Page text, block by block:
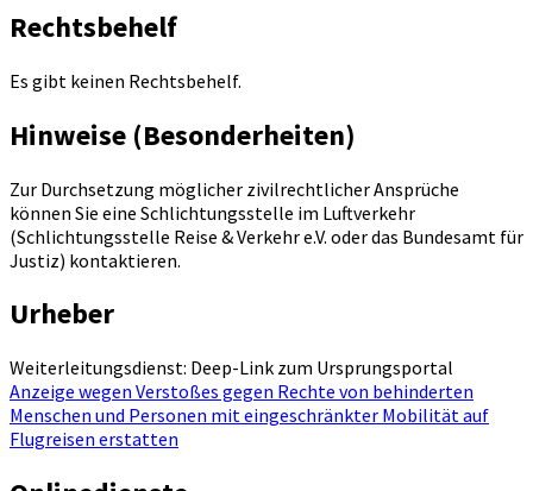
Rechtsbehelf
Es gibt keinen Rechtsbehelf.
Hinweise (Besonderheiten)
Zur Durchsetzung möglicher zivilrechtlicher Ansprüche
können Sie eine Schlichtungsstelle im Luftverkehr
(Schlichtungsstelle Reise & Verkehr e.V. oder das Bundesamt für
Justiz) kontaktieren.
Urheber
Weiterleitungsdienst: Deep-Link zum Ursprungsportal
Anzeige wegen Verstoßes gegen Rechte von behinderten
Menschen und Personen mit eingeschränkter Mobilität auf
Flugreisen erstatten